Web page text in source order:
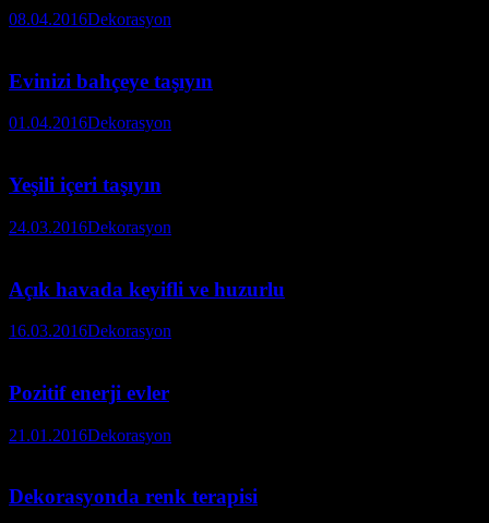
08.04.2016Dekorasyon
Evinizi bahçeye taşıyın
01.04.2016Dekorasyon
Yeşili içeri taşıyın
24.03.2016Dekorasyon
Açık havada keyifli ve huzurlu
16.03.2016Dekorasyon
Pozitif enerji evler
21.01.2016Dekorasyon
Dekorasyonda renk terapisi